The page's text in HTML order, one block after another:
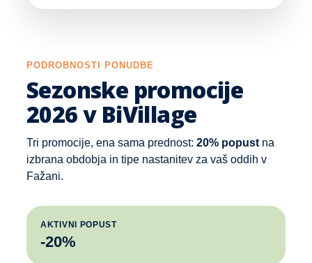
PODROBNOSTI PONUDBE
Sezonske promocije
2026 v BiVillage
Tri promocije, ena sama prednost: 20% popust na
izbrana obdobja in tipe nastanitev za vaš oddih v
Fažani.
AKTIVNI POPUST
-20%